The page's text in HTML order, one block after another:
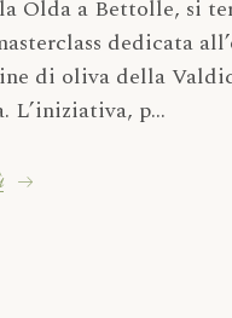
Olda a Bettolle, si
dedicata
di oliva della
L’iniziativa, p...